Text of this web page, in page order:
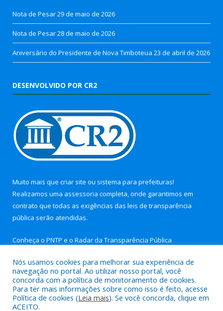
Nota de Pesar29 de maio de 2026
Nota de Pesar28 de maio de 2026
Aniversário do Presidente de Nova Timboteua 23 de abril de 2026
DESENVOLVIDO POR CR2
Muito mais que criar site ou sistema para prefeituras!
Realizamos uma assessoria completa, onde garantimos em
contrato que todas as exigências das leis de transparência
pública serão atendidas.
Conheça o PNTP e o Radar da Transparência Pública
Todos os direitos reservados a Câmara Municipal de Nova
Timboteua.
Nós usamos cookies para melhorar sua experiência de
navegação no portal. Ao utilizar nosso portal, você
concorda com a política de monitoramento de cookies.
Para ter mais informações sobre como isso é feito, acesse
Política de cookies (Leia mais). Se você concorda, clique em
ACEITO.